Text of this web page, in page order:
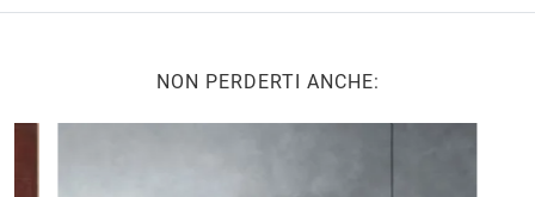
NON PERDERTI ANCHE: